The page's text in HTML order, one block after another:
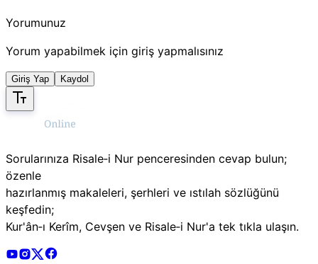
Yorumunuz
Yorum yapabilmek için giriş yapmalısınız
Giriş Yap Kaydol
Sorularınıza Risale‑i Nur penceresinden cevap bulun;
özenle
hazırlanmış makaleleri, şerhleri ve ıstılah sözlüğünü
keşfedin;
Kur'ân‑ı Kerîm, Cevşen ve Risale‑i Nur'a tek tıkla ulaşın.
Risale Online Youtube Hesabı
Risale Online Instagram Hesabı
Risale Online X Hesabı